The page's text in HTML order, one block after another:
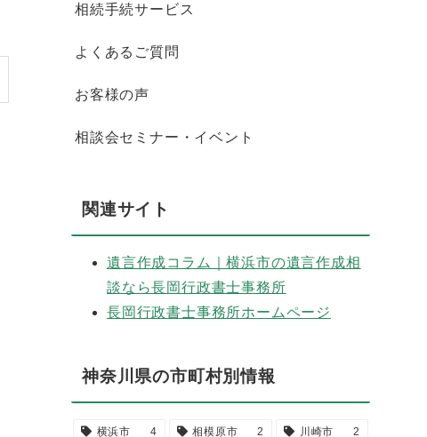
相続手続サービス
よくあるご質問
お客様の声
相談会セミナー・イベント
関連サイト
遺言作成コラム｜横浜市の遺言作成相
談なら長岡行政書士事務所
長岡行政書士事務所ホームページ
神奈川県の市町村別情報
横浜市 4 相模原市 2 川崎市 2